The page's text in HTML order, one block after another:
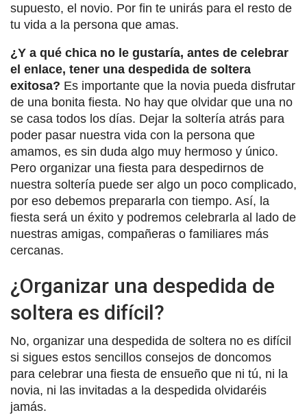
supuesto, el novio. Por fin te unirás para el resto de
tu vida a la persona que amas.
¿Y a qué chica no le gustaría, antes de celebrar
el enlace, tener una despedida de soltera
exitosa? Es importante que la novia pueda disfrutar
de una bonita fiesta. No hay que olvidar que una no
se casa todos los días. Dejar la soltería atrás para
poder pasar nuestra vida con la persona que
amamos, es sin duda algo muy hermoso y único.
Pero organizar una fiesta para despedirnos de
nuestra soltería puede ser algo un poco complicado,
por eso debemos prepararla con tiempo. Así, la
fiesta será un éxito y podremos celebrarla al lado de
nuestras amigas, compañeras o familiares más
cercanas.
¿Organizar una despedida de
soltera es difícil?
No, organizar una despedida de soltera no es difícil
si sigues estos sencillos consejos de doncomos
para celebrar una fiesta de ensueño que ni tú, ni la
novia, ni las invitadas a la despedida olvidaréis
jamás.